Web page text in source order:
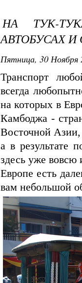
НА ТУК-
АВТОБУСАХ
Пятница, 30 Ноября
Транспорт
всегда
на которых в
Камбоджа -
Восточной Азии,
а в результате
здесь уже вовсю
Европе есть
вам небольшой